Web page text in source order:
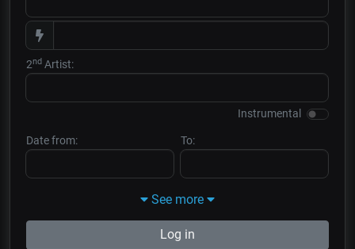
2nd Artist:
Instrumental
Date from: To:
See more
Log in